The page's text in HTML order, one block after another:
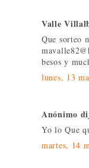
Valle
Que sorteo
besos y
lunes, 13
Anónimo
Yo lo Que
martes, 14